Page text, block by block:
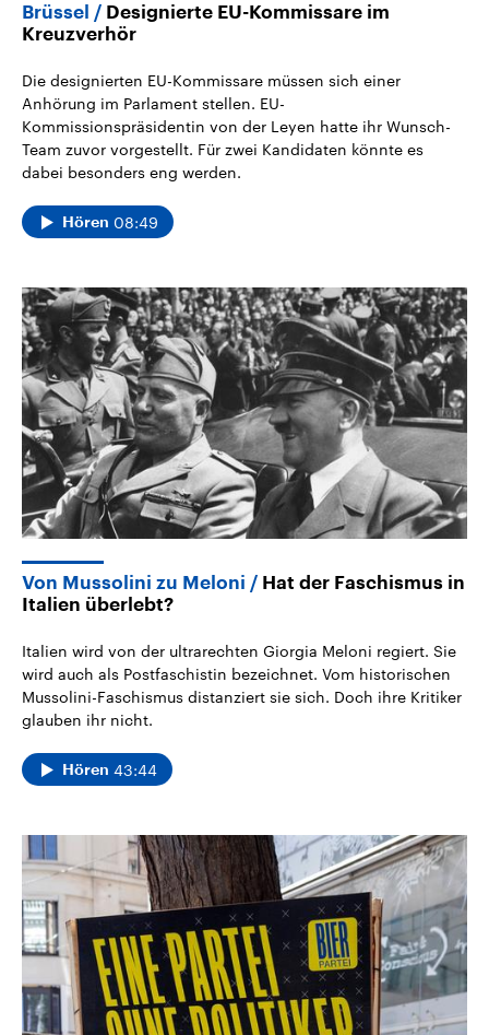
Brüssel
Designierte EU-Kommissare im
Kreuzverhör
Die designierten EU-Kommissare müssen sich einer
Anhörung im Parlament stellen. EU-
Kommissionspräsidentin von der Leyen hatte ihr Wunsch-
Team zuvor vorgestellt. Für zwei Kandidaten könnte es
dabei besonders eng werden.
Hören 08:49
Von Mussolini zu Meloni
Hat der Faschismus in
Italien überlebt?
Italien wird von der ultrarechten Giorgia Meloni regiert. Sie
wird auch als Postfaschistin bezeichnet. Vom historischen
Mussolini-Faschismus distanziert sie sich. Doch ihre Kritiker
glauben ihr nicht.
Hören 43:44